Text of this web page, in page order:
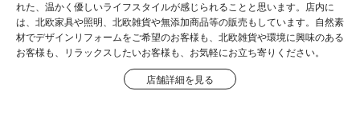
れた、温かく優しいライフスタイルが感じられることと思います。店内に
は、北欧家具や照明、北欧雑貨や無添加商品等の販売もしています。自然素
材でデザインリフォームをご希望のお客様も、北欧雑貨や環境に興味のある
お客様も、リラックスしたいお客様も、お気軽にお立ち寄りください。
店舗詳細を見る